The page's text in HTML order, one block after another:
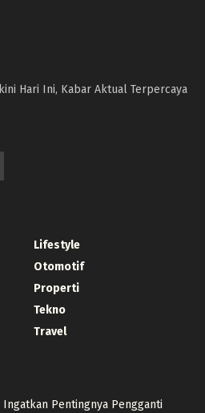
Hari Ini, Kabar Aktual Terpercaya
Lifestyle
Otomotif
Properti
Tekno
Travel
Pentingnya Pengganti